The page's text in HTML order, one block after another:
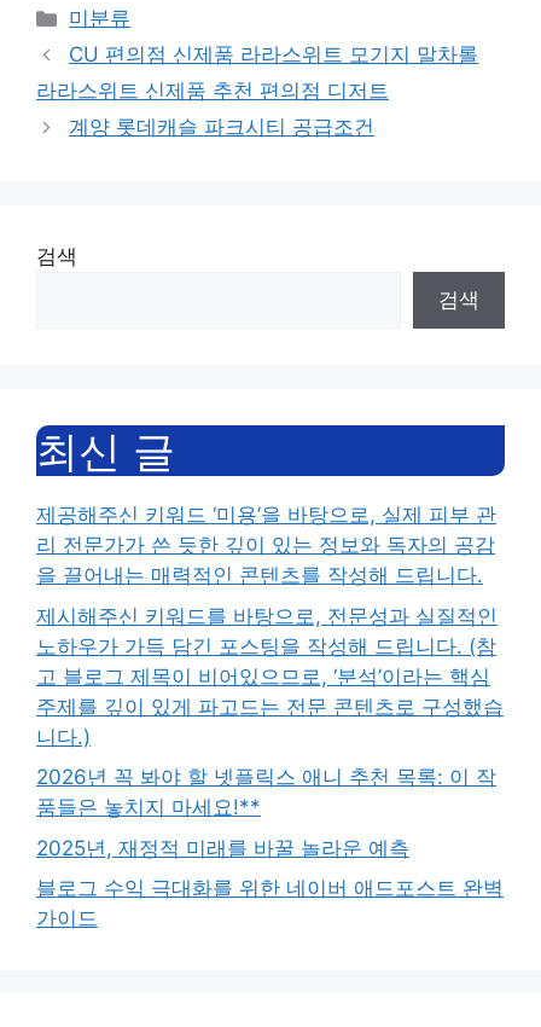
Categories
미분류
CU 편의점 신제품 라라스위트 모기지 말차롤
라라스위트 신제품 추천 편의점 디저트
계양 롯데캐슬 파크시티 공급조건
검색
검색
최신 글
제공해주신 키워드 ‘미용’을 바탕으로, 실제 피부 관
리 전문가가 쓴 듯한 깊이 있는 정보와 독자의 공감
을 끌어내는 매력적인 콘텐츠를 작성해 드립니다.
제시해주신 키워드를 바탕으로, 전문성과 실질적인
노하우가 가득 담긴 포스팅을 작성해 드립니다. (참
고 블로그 제목이 비어있으므로, ‘분석’이라는 핵심
주제를 깊이 있게 파고드는 전문 콘텐츠로 구성했습
니다.)
2026년 꼭 봐야 할 넷플릭스 애니 추천 목록: 이 작
품들은 놓치지 마세요!**
2025년, 재정적 미래를 바꿀 놀라운 예측
블로그 수익 극대화를 위한 네이버 애드포스트 완벽
가이드